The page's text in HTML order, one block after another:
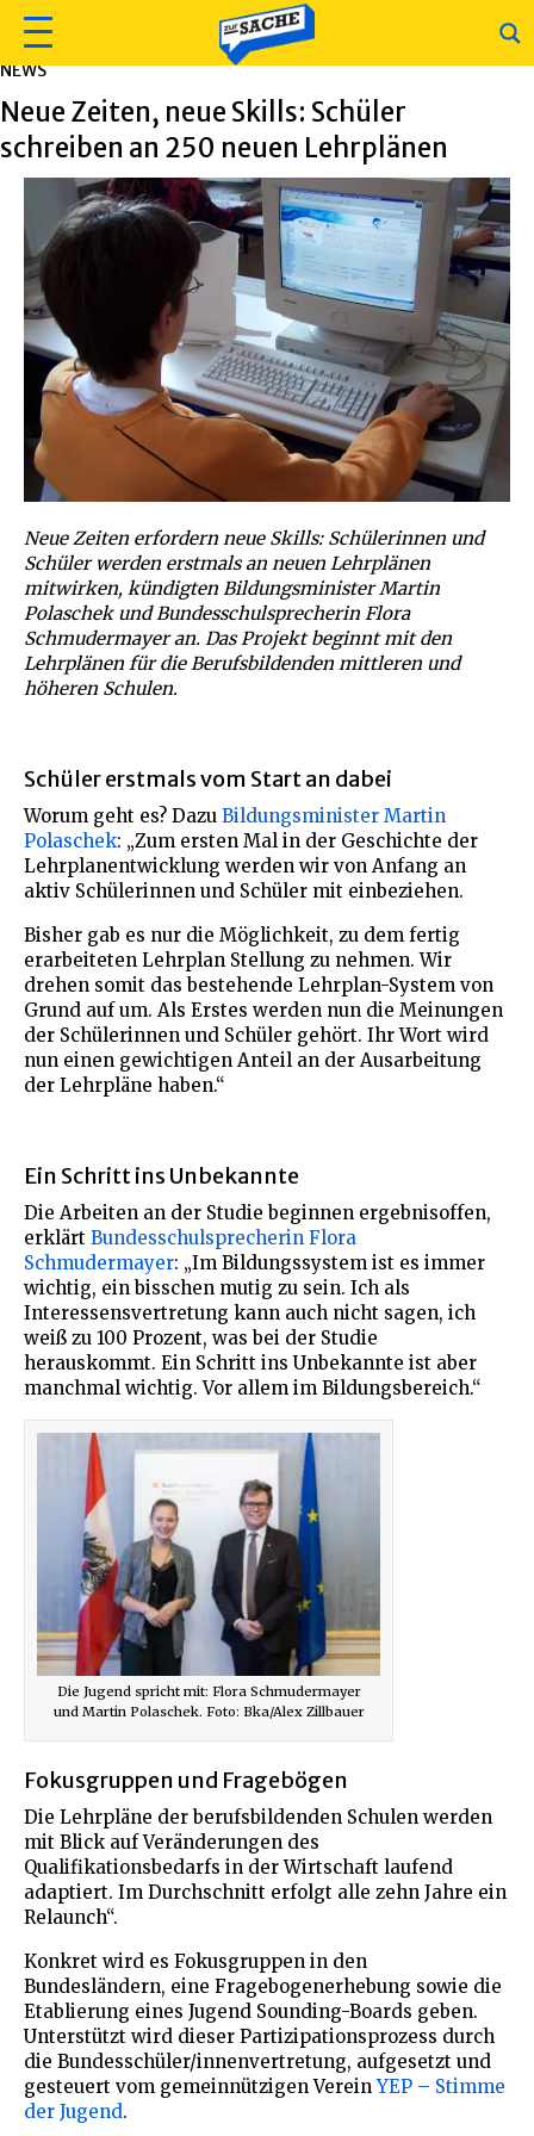
NEWS
Neue Zeiten, neue Skills: Schüler
schreiben an 250 neuen Lehrplänen
Neue Zeiten erfordern neue Skills: Schülerinnen und
Schüler werden erstmals an neuen Lehrplänen
mitwirken, kündigten Bildungsminister Martin
Polaschek und Bundesschulsprecherin Flora
Schmudermayer an. Das Projekt beginnt mit den
Lehrplänen für die Berufsbildenden mittleren und
höheren Schulen.
Schüler erstmals vom Start an dabei
Worum geht es? Dazu Bildungsminister Martin
Polaschek: „Zum ersten Mal in der Geschichte der
Lehrplanentwicklung werden wir von Anfang an
aktiv Schülerinnen und Schüler mit einbeziehen.
Bisher gab es nur die Möglichkeit, zu dem fertig
erarbeiteten Lehrplan Stellung zu nehmen. Wir
drehen somit das bestehende Lehrplan-System von
Grund auf um. Als Erstes werden nun die Meinungen
der Schülerinnen und Schüler gehört. Ihr Wort wird
nun einen gewichtigen Anteil an der Ausarbeitung
der Lehrpläne haben.“
Ein Schritt ins Unbekannte
Die Arbeiten an der Studie beginnen ergebnisoffen,
erklärt Bundesschulsprecherin Flora
Schmudermayer: „Im Bildungssystem ist es immer
wichtig, ein bisschen mutig zu sein. Ich als
Interessensvertretung kann auch nicht sagen, ich
weiß zu 100 Prozent, was bei der Studie
herauskommt. Ein Schritt ins Unbekannte ist aber
manchmal wichtig. Vor allem im Bildungsbereich.“
Die Jugend spricht mit: Flora Schmudermayer
und Martin Polaschek. Foto: Bka/Alex Zillbauer
Fokusgruppen und Fragebögen
Die Lehrpläne der berufsbildenden Schulen werden
mit Blick auf Veränderungen des
Qualifikationsbedarfs in der Wirtschaft laufend
adaptiert. Im Durchschnitt erfolgt alle zehn Jahre ein
Relaunch“.
Konkret wird es Fokusgruppen in den
Bundesländern, eine Fragebogenerhebung sowie die
Etablierung eines Jugend Sounding-Boards geben.
Unterstützt wird dieser Partizipationsprozess durch
die Bundesschüler/innenvertretung, aufgesetzt und
gesteuert vom gemeinnützigen VereinYEP – Stimme
der Jugend.